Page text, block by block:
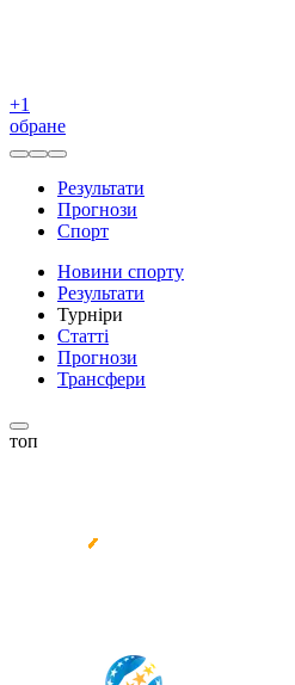
+1
обране
Результати
Прогнози
Спорт
Новини спорту
Результати
Турніри
Статті
Прогнози
Трансфери
топ